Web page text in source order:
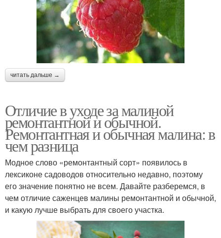
читать дальше →
Отличие в уходе за малиной
ремонтантной и обычной.
Ремонтантная и обычная малина: в
чем разница
Модное слово «ремонтантный сорт» появилось в
лексиконе садоводов относительно недавно, поэтому
его значение понятно не всем. Давайте разберемся, в
чем отличие саженцев малины ремонтантной и обычной,
и какую лучше выбрать для своего участка.